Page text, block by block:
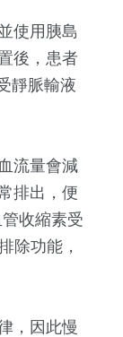
使用胰島
後，患者
靜脈輸液
流量會減
排出，便
收縮素受
除功能，
，因此慢
2023金鐘獎